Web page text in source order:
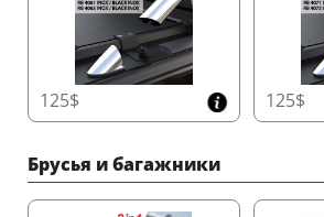
Боковые направляющие толщиной
изготовленные с высокой
обеспечивают превосходную
поддержку и защиту от погодных
универсальный дизайн позволяет
Система аксессуаров T-Slot
125$ 125$
Брусья и багажники